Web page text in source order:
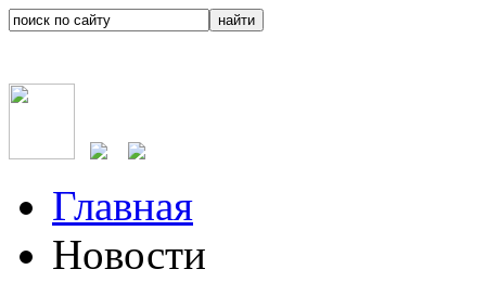
Главная
Новости